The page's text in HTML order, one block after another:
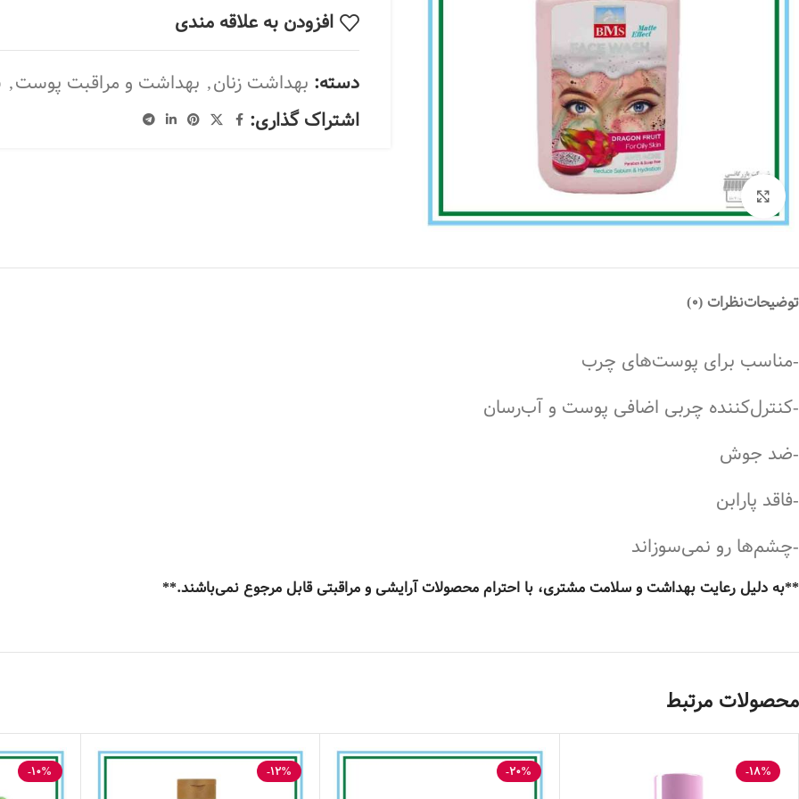
بزرگنمایی تصویر
افزودن به علاقه مندی
دسته: بهداشت زنان, بهداشت و مراقبت پوست,
اشتراک گذاری:
توضیحاتنظرات (0)
-مناسب برای پوست‌های چرب
-کنترل‌کننده چربی اضافی پوست و آب‌رسان
-ضد جوش
-فاقد پارابن
-چشم‌ها رو نمی‌سوزاند
**به دلیل رعایت بهداشت و سلامت مشتری، با احترام محصولات آرایشی و مراقبتی قابل مرجوع نمی‌باشند.**
محصولات مرتبط
-18%
-20%
-12%
-10%